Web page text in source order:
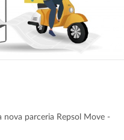
nova parceria Repsol Move -